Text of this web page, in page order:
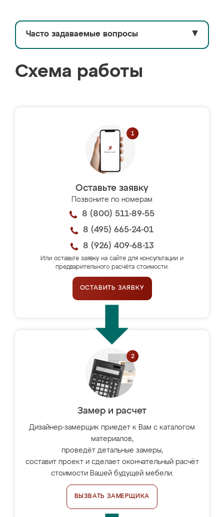
Часто задаваемые вопросы ▼
Схема работы
Оставьте заявку
Позвоните по номерам
8 (800) 511-89-55
8 (495) 665-24-01
8 (926) 409-68-13
Или оставьте заявку на сайте для консультации и
предварительного расчёта стоимости.
ОСТАВИТЬ ЗАЯВКУ
Замер и расчет
Дизайнер-замерщик приедет к Вам с каталогом
материалов,
проведёт детальные замеры,
составит проект и сделает окончательный расчёт
стоимости Вашей будущей мебели.
ВЫЗВАТЬ ЗАМЕРЩИКА